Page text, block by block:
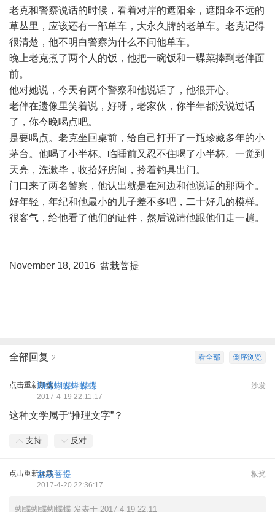
老克和警察说话的时候，看着对岸的遮阳伞，遮阳伞不远的
草丛里，应该还有一部单车，大永久牌的老单车。老克记得
很清楚，他不明白警察为什么不问他单车。
晚上老克煮了两个人的饭，他把一碗饭和一碟菜捧到老伴面
前。
他对她说，今天有两个警察和他说话了，他很开心。
老伴在遗像里笑着说，好呀，老家伙，你半年都没说过话
了，你今晚喝点吧。
是要喝点。老克坐回桌前，给自己打开了一瓶珍藏多年的小
茅台。他喝了小半杯。临睡前又忍不住喝了小半杯。一觉到
天亮，洗漱毕，收拾好房间，拎着钓具出门。
门口来了两名警察，他认出就是在河边和他说话的那两个。
好年轻，年纪和他最小的儿子差不多吧，二十好几的模样。
很客气，给他看了他们的证件，然后说请他跟他们走一趟。
November 18, 2016 盆栽菩提
倒序浏览
看全部
全部回复 2
点击重新加载 沙发
蝴蝶蝴蝶蝴蝶蝶
2017-4-19 22:11:17
这种文学属于“推理文字”？
支持 反对
点击重新加载 板凳
盆栽菩提
2017-4-20 22:36:17
蝴蝶蝴蝶蝴蝶蝶 发表于 2017-4-19 22:11